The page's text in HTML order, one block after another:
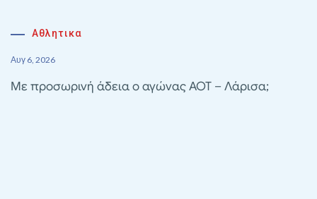
Αθλητικα
Αυγ 6, 2026
Με προσωρινή άδεια ο αγώνας ΑΟΤ – Λάρισα;